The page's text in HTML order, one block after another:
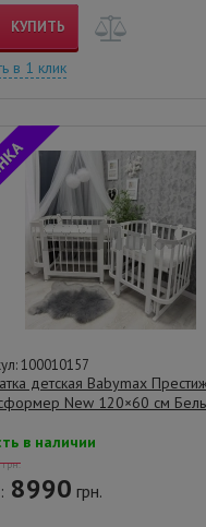
КУПИТЬ
в 1 клик
100010157
детская Babymax
New 120×60 см
в наличии
грн.
8990 грн.